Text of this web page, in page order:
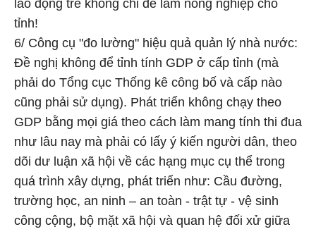
lao động trẻ không chỉ để làm nông nghiệp cho
tỉnh!
6/ Công cụ "đo lường" hiệu quả quản lý nhà nước:
Đề nghị không để tỉnh tính GDP ở cấp tỉnh (mà
phải do Tổng cục Thống kê công bố và cấp nào
cũng phải sử dụng). Phát triển không chạy theo
GDP bằng mọi giá theo cách làm mang tính thi đua
như lâu nay mà phải có lấy ý kiến người dân, theo
dõi dư luận xã hội về các hạng mục cụ thể trong
quá trình xây dựng, phát triển như: Cầu đường,
trường học, an ninh – an toàn - trật tự - vệ sinh
công cộng, bộ mặt xã hội và quan hệ đối xử giữa